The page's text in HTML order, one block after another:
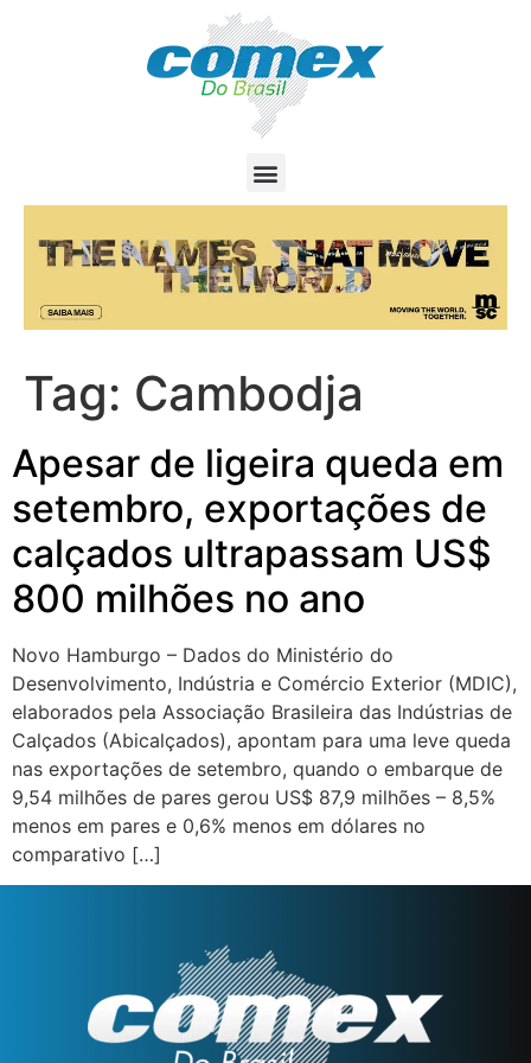
Tag: Cambodja
Apesar de ligeira queda em
setembro, exportações de
calçados ultrapassam US$
800 milhões no ano
Novo Hamburgo – Dados do Ministério do
Desenvolvimento, Indústria e Comércio Exterior (MDIC),
elaborados pela Associação Brasileira das Indústrias de
Calçados (Abicalçados), apontam para uma leve queda
nas exportações de setembro, quando o embarque de
9,54 milhões de pares gerou US$ 87,9 milhões – 8,5%
menos em pares e 0,6% menos em dólares no
comparativo […]